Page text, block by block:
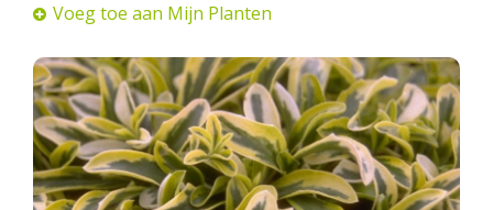
Voeg toe aan Mijn Planten